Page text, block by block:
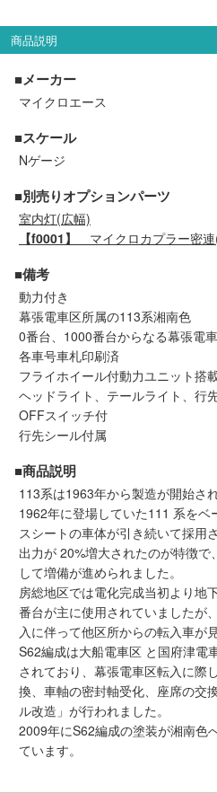
走行エリア別 鉄道模型車両リス
北海道・東北
中国・四国
お役立ち情報
鉄道模型の情報
メルマガ登録
ご注文方法
ヘルプページ
お問い合せ
ログイン/マイページ
お気に入りリスト
新規会員登録
商品説明
■メーカー
マイクロエース
■スケール
Nゲージ
■別売りオプションパーツ
室内灯(広幅)
【f0001】
マイクロカプラー密
■備考
動力付き
幕張電車区所属の113系湘南色
0番台、1000番台からなる幕張電
各車号車札印刷済
フライホイール付動力ユニット搭
ヘッドライト、テールライト、行
OFFスイッチ付
行先シール付属
■商品説明
113系は1963年から製造が開始さ
1962年に登場していた111 系をベ
スシートの車体が引き続いて採用
出力が 20%増大されたのが特徴で
して増備が進められました。
房総地区では電化完成当初より地
番台が主に使用されていましたが
入に伴って他区所からの転入車が
S62編成は大船電車区 と国府津電
されており、幕張電車区転入に際
換、車軸の密封軸受化、座席の交
ル改造」が行われました。
2009年にS62編成の塗装が湘南色
ています。